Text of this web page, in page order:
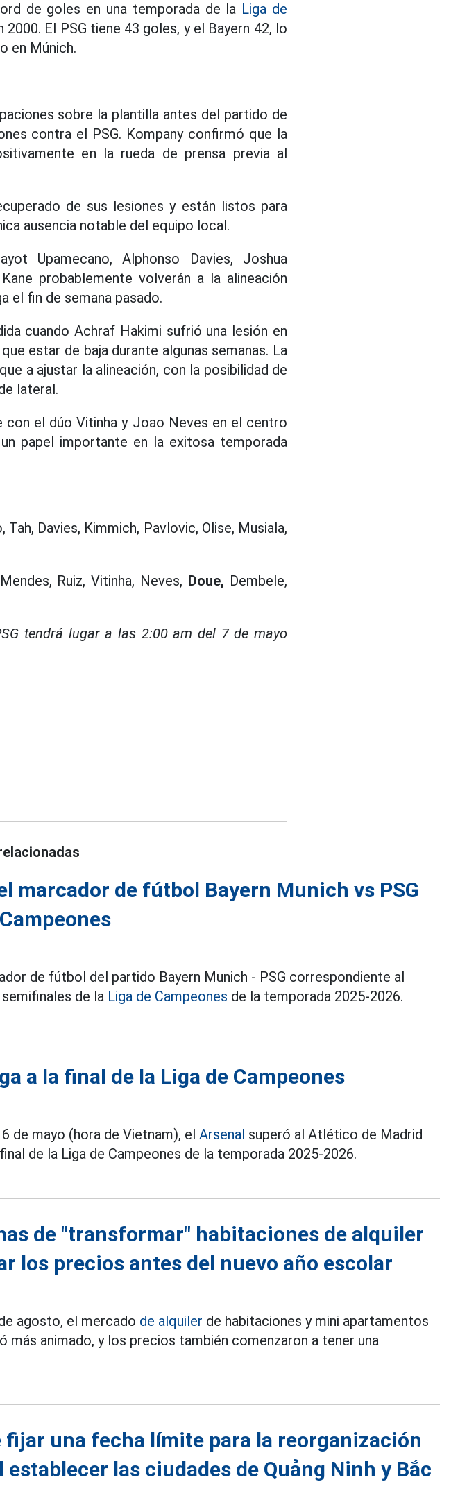
de goles en una temporada de la Liga de
El PSG tiene 43 goles, y el Bayern 42, lo
en Múnich.
sobre la plantilla antes del partido de
contra el PSG. Kompany confirmó que la
en la rueda de prensa previa al
de sus lesiones y están listos para
ausencia notable del equipo local.
Upamecano, Alphonso Davies, Joshua
probablemente volverán a la alineación
el fin de semana pasado.
cuando Achraf Hakimi sufrió una lesión en
estar de baja durante algunas semanas. La
a ajustar la alineación, con la posibilidad de
lateral.
con el dúo Vitinha y Joao Neves en el centro
papel importante en la exitosa temporada
Tah, Davies, Kimmich, Pavlovic, Olise, Musiala,
Ruiz, Vitinha, Neves, Doue, Dembele,
tendrá lugar a las 2:00 am del 7 de mayo
marcador de fútbol Bayern Munich vs PSG
de fútbol del partido Bayern Munich - PSG correspondiente al
de la Liga de Campeones de la temporada 2025-2026.
a la final de la Liga de Campeones
6 de mayo (hora de Vietnam), elArsenal superó al Atlético de Madrid
de la Liga de Campeones de la temporada 2025-2026.
de "transformar" habitaciones de alquiler
los precios antes del nuevo año escolar
agosto, el mercado de alquiler de habitaciones y mini apartamentos
más animado, y los precios también comenzaron a tener una
fijar una fecha límite para la reorganización
establecer las ciudades de Quảng Ninh y Bắc